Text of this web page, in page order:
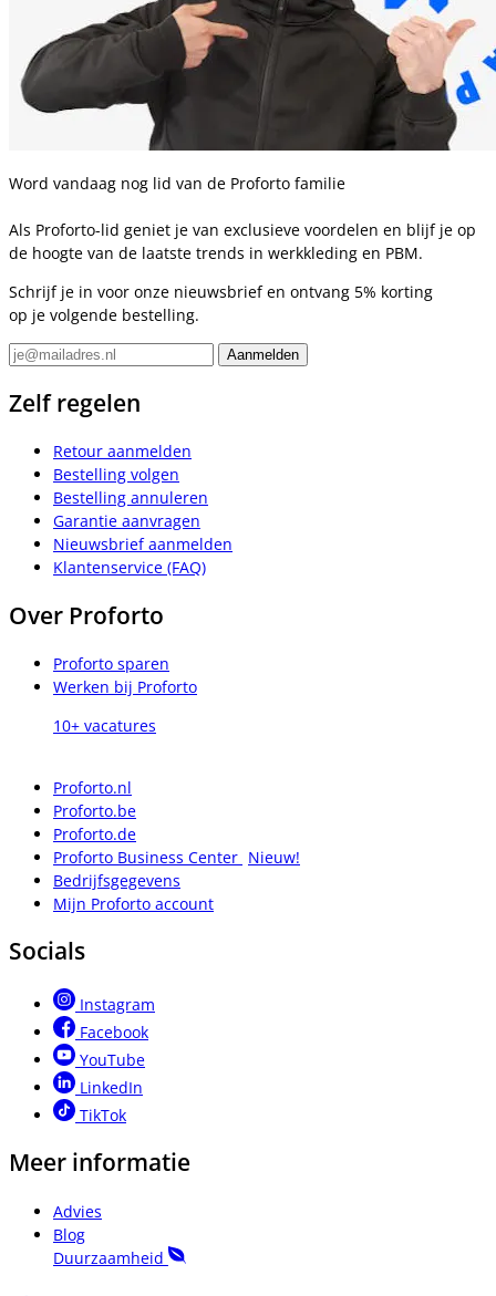
Word vandaag nog lid van de Proforto familie
Als Proforto-lid geniet je van exclusieve voordelen en blijf je op
de hoogte van de laatste trends in werkkleding en PBM.
Schrijf je in voor onze nieuwsbrief en ontvang 5% korting
op je volgende bestelling.
Zelf regelen
Retour aanmelden
Bestelling volgen
Bestelling annuleren
Garantie aanvragen
Nieuwsbrief aanmelden
Klantenservice (FAQ)
Over Proforto
Proforto sparen
Werken bij Proforto
10+ vacatures
Proforto.nl
Proforto.be
Proforto.de
Proforto Business Center Nieuw!
Bedrijfsgegevens
Mijn Proforto account
Socials
Instagram
Facebook
YouTube
LinkedIn
TikTok
Meer informatie
Advies
Blog
Duurzaamheid